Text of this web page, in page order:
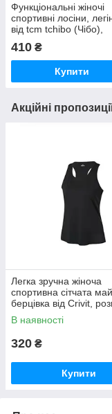
Функціональні жіночі
спортивні лосіни,
від tcm tchibo (Чібо),
410 ₴
Купити
Акційні
Легка зручна жіноча
спортивна сітчата
берцівка від Crivit,
В наявності
320 ₴
Купити